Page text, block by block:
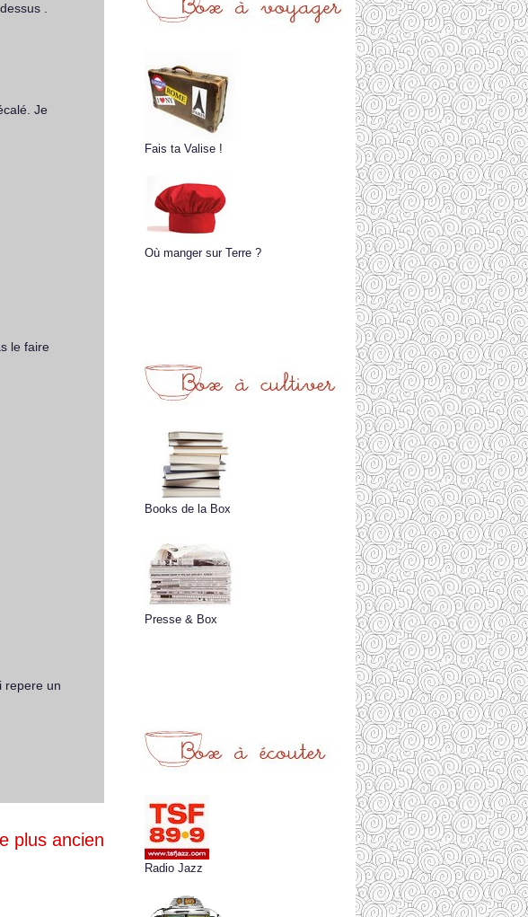
.
Je
le faire
repere un
plus ancien
Fais ta Valise !
Où manger sur Terre ?
Books de la Box
Presse & Box
Radio Jazz